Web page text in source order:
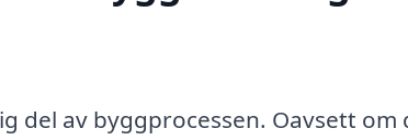
del av byggprocessen. Oavsett om